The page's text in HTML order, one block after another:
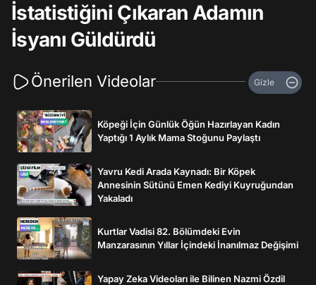
İstatistiğini Çıkaran Adamın
İsyanı Güldürdü
Önerilen Videolar Gizle
Köpeği İçin Günlük Öğün Hazırlayan Kadın
Yaptığı 1 Aylık Mama Stoğunu Paylaştı
Yavru Kedi Arada Kaynadı: Bir Köpek
Annesinin Sütünü Emen Kediyi Kuyruğundan
Yakaladı
Kurtlar Vadisi 82. Bölümdeki Evin
Manzarasının Yıllar İçindeki İnanılmaz Değişimi
Yapay Zeka Videoları ile Bilinen Nazmi Özdil